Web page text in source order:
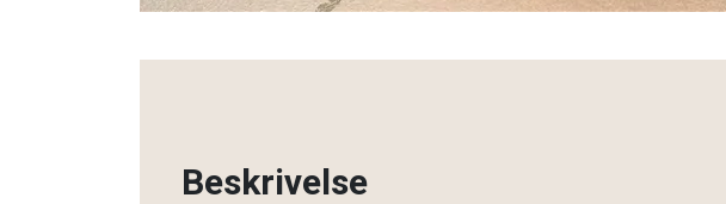
Beskrivelse